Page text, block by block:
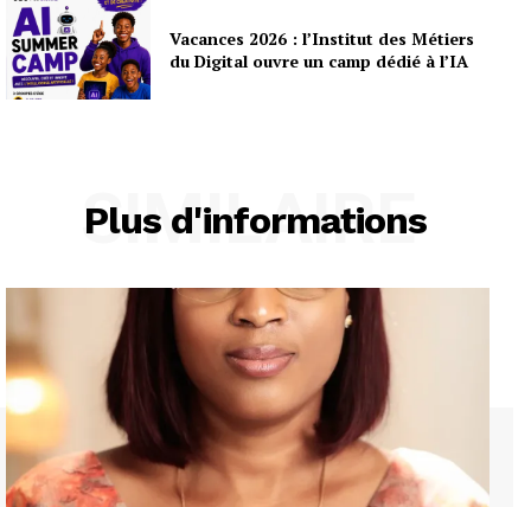
Vacances 2026 : l’Institut des Métiers
du Digital ouvre un camp dédié à l’IA
Plus d'informations
SIMILAIRE